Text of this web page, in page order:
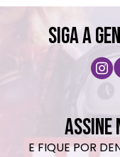
SIGA A
ASSINE
E FIQUE POR